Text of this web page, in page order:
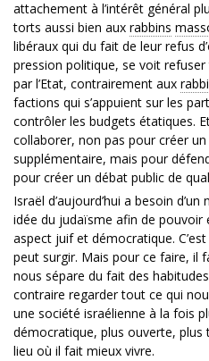
attachement à l’intérêt général
torts aussi bien aux rabbins
libéraux qui du fait de leur refus
pression politique, se voit
par l’Etat, contrairement aux
factions qui s’appuient sur les
contrôler les budgets étatiques.
collaborer, non pas pour créer
supplémentaire, mais pour
pour créer un débat public de
Israël d’aujourd’hui a besoin
idée du judaïsme afin de pouvoir
aspect juif et démocratique.
peut surgir. Mais pour ce faire, il
nous sépare du fait des
contraire regarder tout ce qui
une société israélienne à la fois
démocratique, plus ouverte, plus
lieu où il fait mieux vivre.